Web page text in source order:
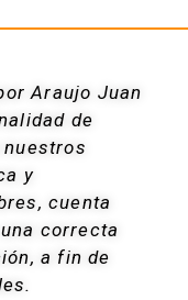
Araujo Juan
de
y
cuenta
correcta
a fin de